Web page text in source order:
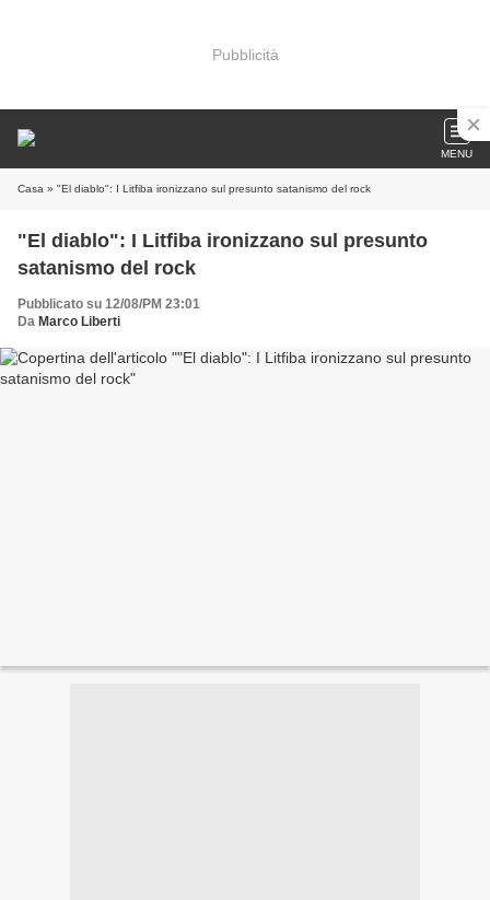
Pubblicità
MENU
Casa » "El diablo": I Litfiba ironizzano sul presunto satanismo del rock
"El diablo": I Litfiba ironizzano sul presunto
satanismo del rock
Pubblicato su 12/08/PM 23:01
Da Marco Liberti